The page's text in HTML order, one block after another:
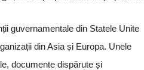
guvernamentale din Statele Unite
din Asia și Europa. Unele
documente dispărute și